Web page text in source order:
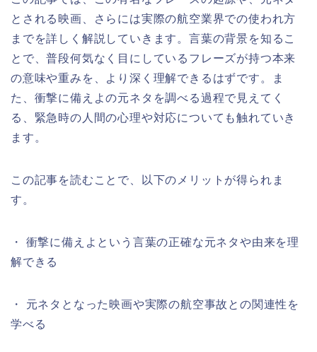
とされる映画、さらには実際の航空業界での使われ方
までを詳しく解説していきます。言葉の背景を知るこ
とで、普段何気なく目にしているフレーズが持つ本来
の意味や重みを、より深く理解できるはずです。ま
た、衝撃に備えよの元ネタを調べる過程で見えてく
る、緊急時の人間の心理や対応についても触れていき
ます。
この記事を読むことで、以下のメリットが得られま
す。
・ 衝撃に備えよという言葉の正確な元ネタや由来を理
解できる
・ 元ネタとなった映画や実際の航空事故との関連性を
学べる